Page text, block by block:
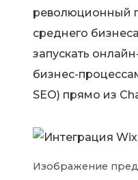
революционный
среднего
запускать
бизнес-
SEO) прямо из
Изображение